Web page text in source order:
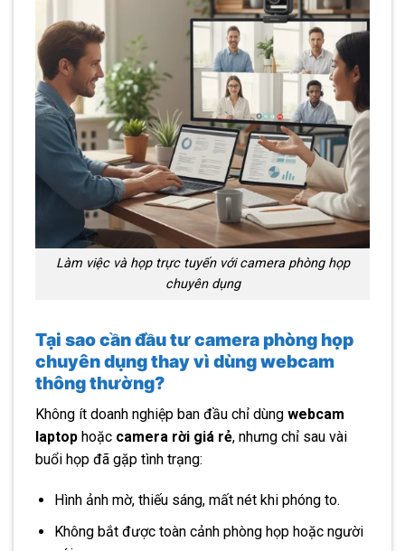
Làm việc và họp trực tuyến với camera phòng họp
chuyên dụng
Tại sao cần đầu tư camera phòng họp
chuyên dụng thay vì dùng webcam
thông thường?
Không ít doanh nghiệp ban đầu chỉ dùng webcam
laptop hoặc camera rời giá rẻ, nhưng chỉ sau vài
buổi họp đã gặp tình trạng:
Hình ảnh mờ, thiếu sáng, mất nét khi phóng to.
Không bắt được toàn cảnh phòng họp hoặc người